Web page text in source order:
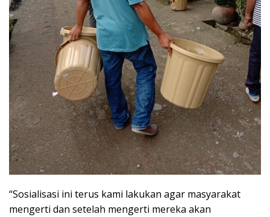
“Sosialisasi ini terus kami lakukan agar masyarakat
mengerti dan setelah mengerti mereka akan